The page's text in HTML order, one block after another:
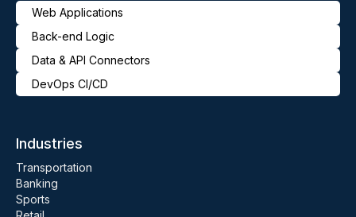
Web Applications
Back-end Logic
Data & API Connectors
DevOps CI/CD
Industries
Transportation
Banking
Sports